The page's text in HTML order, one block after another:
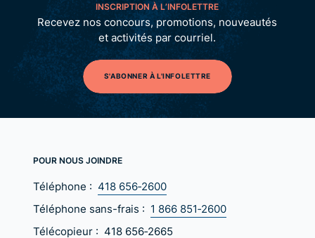
INSCRIPTION À L’INFOLETTRE
Recevez nos concours, promotions, nouveautés
et activités par courriel.
S'ABONNER À L'INFOLETTRE
POUR NOUS JOINDRE
Téléphone : 418 656‑2600
Téléphone sans-frais : 1 866 851‑2600
Télécopieur : 418 656‑2665